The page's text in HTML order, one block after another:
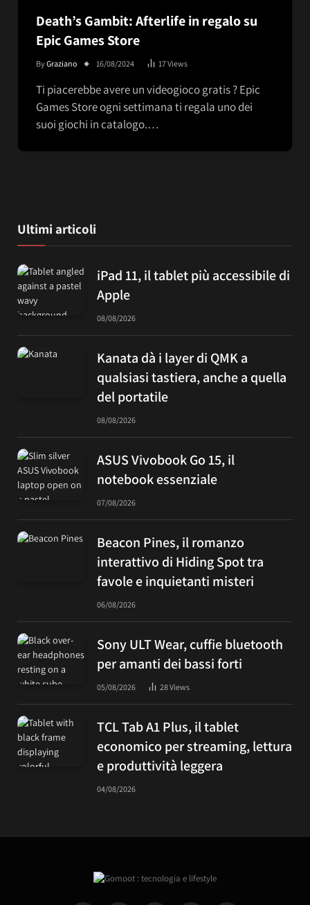
Death’s Gambit: Afterlife in regalo su
Epic Games Store
ByGraziano 16/08/2024 17Views
Ti piacerebbe avere un videogioco gratis ? Epic
Games Store ogni settimana ti regala uno dei
suoi giochi in catalogo.…
Ultimi articoli
iPad 11, il tablet più accessibile di
Apple
08/08/2026
Kanata dà i layer di QMK a
qualsiasi tastiera, anche a quella
del portatile
08/08/2026
ASUS Vivobook Go 15, il
notebook essenziale
07/08/2026
Beacon Pines, il romanzo
interattivo di Hiding Spot tra
favole e inquietanti misteri
06/08/2026
Sony ULT Wear, cuffie bluetooth
per amanti dei bassi forti
05/08/2026 28Views
TCL Tab A1 Plus, il tablet
economico per streaming, lettura
e produttività leggera
04/08/2026